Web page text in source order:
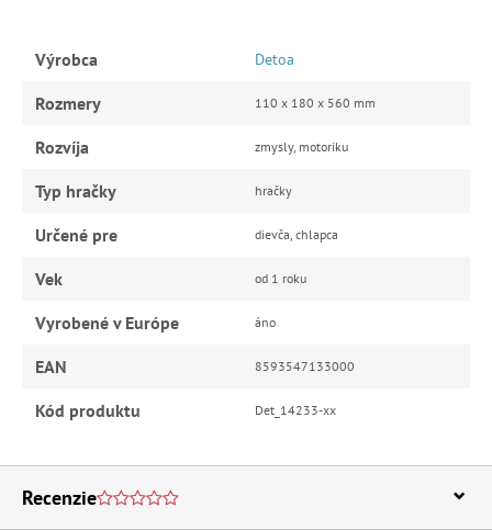
Výrobca Detoa
Rozmery 110 x 180 x 560 mm
Rozvíja zmysly, motoriku
Typ hračky hračky
Určené pre dievča, chlapca
Vek od 1 roku
Vyrobené v Európe áno
EAN 8593547133000
Kód produktu Det_14233-xx
Recenzie